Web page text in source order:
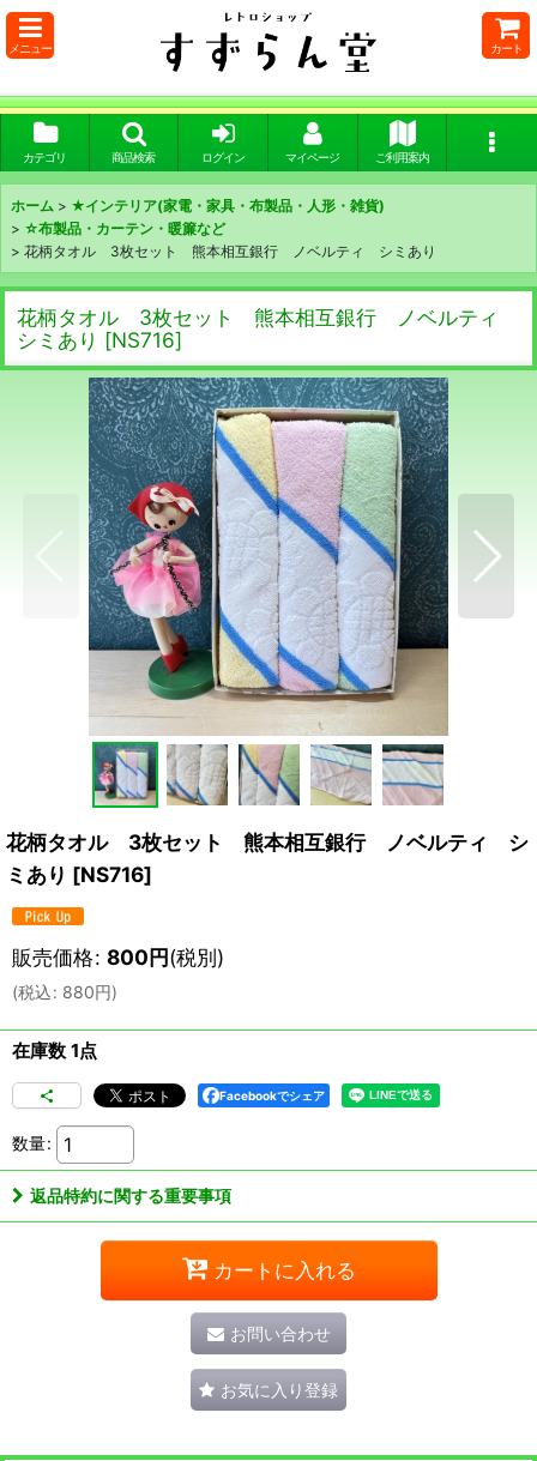
メニュー カート
カテゴリ 商品検索 ログイン マイページ ご利用案内
ホーム > ★インテリア(家電・家具・布製品・人形・雑貨)
> ☆布製品・カーテン・暖簾など
> 花柄タオル 3枚セット 熊本相互銀行 ノベルティ シミあり
花柄タオル 3枚セット 熊本相互銀行 ノベルティ
シミあり [NS716]
花柄タオル 3枚セット 熊本相互銀行 ノベルティ シ
ミあり [NS716]
販売価格: 800円(税別)
(税込: 880円)
在庫数 1点
Facebookでシェア
数量:
返品特約に関する重要事項
カートに入れる
お問い合わせ
お気に入り登録